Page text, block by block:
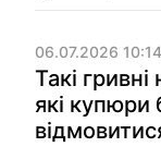
06.07.2026 10:14
Такі
які